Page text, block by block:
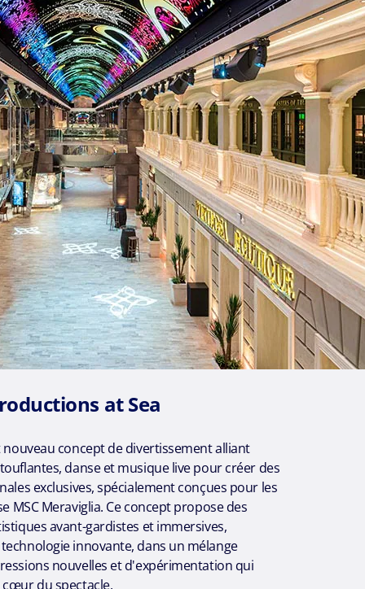
at Sea
concept de divertissement alliant
danse et musique live pour créer des
exclusives, spécialement conçues pour les
MSC Meraviglia. Ce concept propose des
avant-gardistes et immersives,
innovante, dans un mélange
nouvelles et d'expérimentation qui
du spectacle.